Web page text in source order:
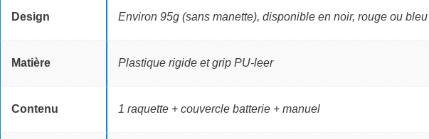
i
t
x
a
c
u
Design Environ 95g (sans manette), disponible en noir, rouge ou bleu
Matière Plastique rigide et grip PU-leer
Contenu 1 raquette + couvercle batterie + manuel